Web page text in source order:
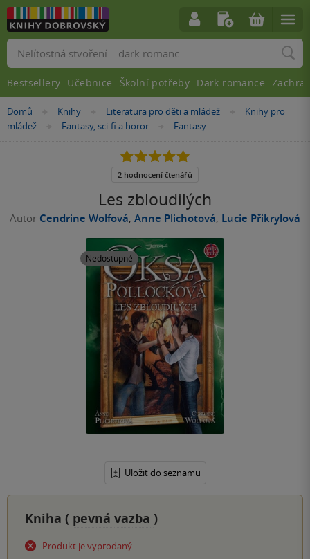
Nacházíte
se
Domů »
Knihy »Literatura pro děti a mládež »
Knihy pro
mládež
»Fantasy, sci-fi a horor »Fantasy
Les zbloudilých
Autor Cendrine Wolfová, Anne Plichotová, Lucie Přikrylová
Nedostupné
Uložit do seznamu
5.0
5
2 hodnocení čtenářů
Kniha ( pevná vazba )
Produkt je vyprodaný.
Vyhledávání
Bestsellery Učebnice Školní potřeby Dark romance